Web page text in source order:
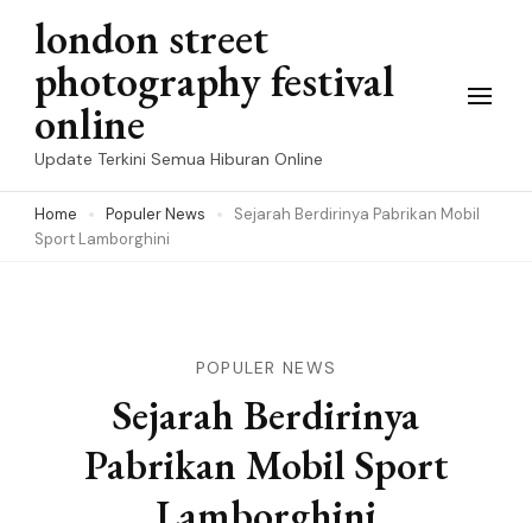
Skip
content
(Press
Enter)
london street
photography festival
online
Update Terkini Semua Hiburan Online
Home Populer News
Sejarah Berdirinya Pabrikan Mobil
Sport Lamborghini
POPULER NEWS
Sejarah Berdirinya
Pabrikan Mobil Sport